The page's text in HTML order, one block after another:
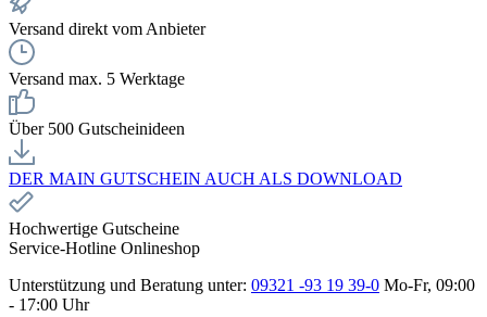
Versand direkt vom Anbieter
Versand max. 5 Werktage
Über 500 Gutscheinideen
DER MAIN GUTSCHEIN AUCH ALS DOWNLOAD
Hochwertige Gutscheine
Service-Hotline Onlineshop
Unterstützung und Beratung unter: 09321 -93 19 39-0 Mo-Fr, 09:00
- 17:00 Uhr